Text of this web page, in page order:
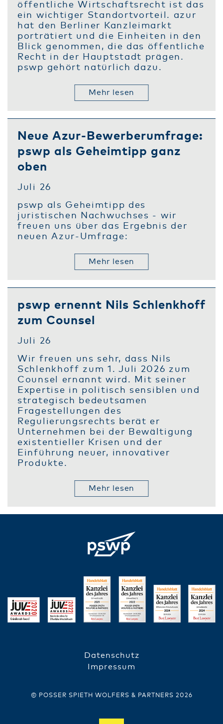
öffentliche Wirtschaftsrecht ist das
ein wichtiger Standortvorteil. azur
hat den Berliner Kanzleimarkt
porträtiert und die Einheiten in den
Blick genommen, die das öffentliche
Recht in der Hauptstadt prägen.
pswp gehört natürlich dazu.
Mehr lesen
Neue Azur-Bewerberumfrage:
pswp als Geheimtipp ganz
oben
Juli 26
pswp als Geheimtipp des
juristischen Nachwuchses - wir
freuen uns über das Ergebnis der
neuen Azur-Umfrage:
Mehr lesen
pswp ernennt Nils Schlenkhoff
zum Counsel
Juli 26
Wir freuen uns sehr, dass Nils
Schlenkhoff zum 1. Juli 2026 zum
Counsel ernannt wird. Mit seiner
Expertise in politisch sensiblen und
strategisch bedeutsamen
Fragestellungen des
Regulierungsrechts berät er
Unternehmen bei der Bewältigung
existentieller Krisen und der
Einführung neuer, innovativer
Produkte.
Mehr lesen
FUSSZEILE
Datenschutz
Impressum
© POSSER SPIETH WOLFERS & PARTNERS 2026